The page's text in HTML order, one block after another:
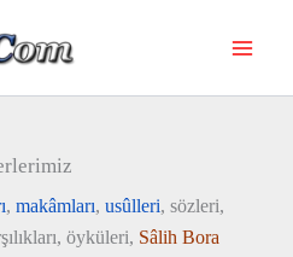
, makâmları, usûlleri, sözleri,
öyküleri, Sâlih Bora